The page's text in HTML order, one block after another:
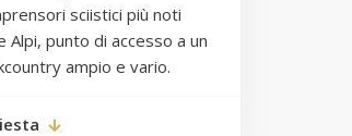
sciistici più noti
Alpi, punto di accesso a un
ampio e vario.